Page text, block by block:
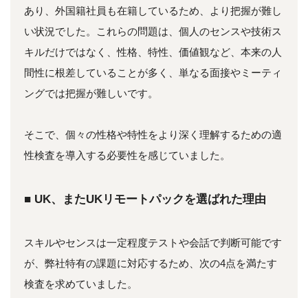
あり、外国籍社員も在籍しているため、より把握が難し
い状況でした。これらの問題は、個人のセンスや技術ス
キルだけではなく、性格、特性、価値観など、本来の人
間性に根差していることが多く、単なる面接やミーティ
ングでは把握が難しいです。
そこで、個々の性格や特性をより深く理解するための適
性検査を導入する必要性を感じていました。
■ UK、またUKリモートパックを選ばれた理由
スキルやセンスは一定程度テストや会話で判断可能です
が、弊社特有の課題に対応するため、次の4点を満たす
検査を求めていました。